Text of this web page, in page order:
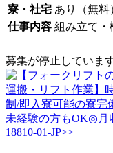
寮・社宅 あり（無料
仕事内容 組み立て・
募集が停止していま